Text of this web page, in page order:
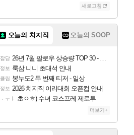
새로고침
오늘의 치지직 오늘의 SOOP
잡담 26년 7월 팔로우 상승량 TOP 30 - 월간 치지직
정보 룩삼 니니 초대석 안내
클립 봉누도2 두 번째 티저 - 일상
정보 2026 치지직 이리대회 오픈컵 안내
ㅗㅜㅑ 초ㅇㅎ) 수녀 코스프레 제로투
더보기+